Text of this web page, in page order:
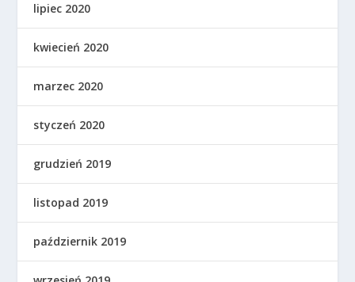
lipiec 2020
kwiecień 2020
marzec 2020
styczeń 2020
grudzień 2019
listopad 2019
październik 2019